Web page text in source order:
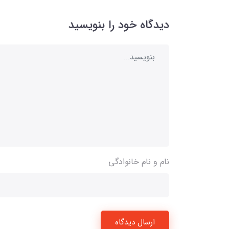
دیدگاه خود را بنویسید
نام و نام خانوادگی
ارسال دیدگاه